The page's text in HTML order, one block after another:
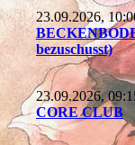
23.09.2026,
bezuschusst)
23.09.2026,
CORE CLUB